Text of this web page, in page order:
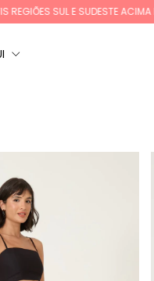
350 ATÉ 6X SEM JUROS